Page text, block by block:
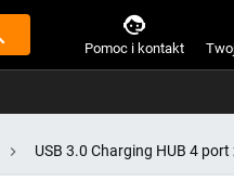
Pomoc i kontakt
USB 3.0 Charging HUB 4